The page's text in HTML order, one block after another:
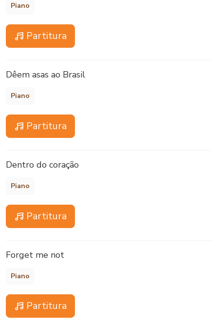
Piano
Partitura
Dêem asas ao Brasil
Piano
Partitura
Dentro do coração
Piano
Partitura
Forget me not
Piano
Partitura